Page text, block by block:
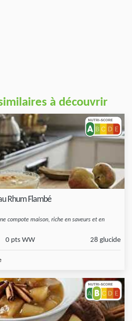
à découvrir
Rhum Flambé
compote maison, riche en saveurs et en
0 pts WW 28 glucide